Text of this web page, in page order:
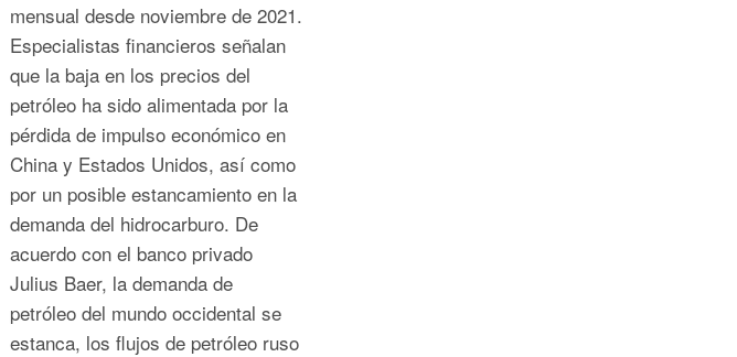
mensual desde noviembre de 2021.
Especialistas financieros señalan
que la baja en los precios del
petróleo ha sido alimentada por la
pérdida de impulso económico en
China y Estados Unidos, así como
por un posible estancamiento en la
demanda del hidrocarburo. De
acuerdo con el banco privado
Julius Baer, la demanda de
petróleo del mundo occidental se
estanca, los flujos de petróleo ruso